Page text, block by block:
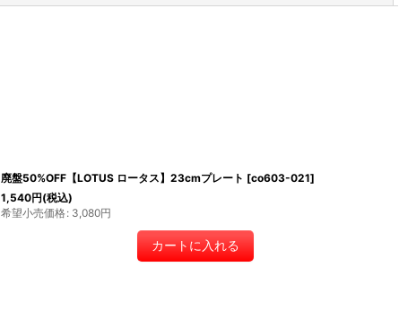
廃盤50%OFF【LOTUS ロータス】23cmプレート [co603-021]
1,540円(税込)
希望小売価格: 3,080円
カートに入れる